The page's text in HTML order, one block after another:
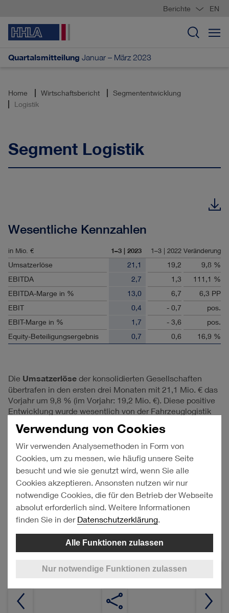
Berichte EN
Quartalsmitteilung Januar – März 2023
Home Wirtschaftsbericht
Segmententwicklung
Logistik
Segment Logistik
Wesentliche Kennzahlen
in Mio. € 1–3 | 2023 1–3 | 2022 Veränderung
Umsatzerlöse 21,1 19,2
9,8 %
EBITDA
2,7 1,3
111,1 %
EBITDA-Marge in %
13,0 6,7
6,3 PP
EBIT
0,4 - 0,7
pos.
EBIT-Marge in %
1,7 - 3,6
pos.
Equity-Beteiligungsergebnis
0,7 0,6 16,9 %
Die Umsatzerlöse der konsolidierten Gesellschaften
übertrafen in den ersten drei Monaten mit 21,1 Mio. € das
Vorjahr um 9,8 % (im Vorjahr: 19,2 Mio. €). Diese positive
Entwicklung wurde wesentlich von der Fahrzeuglogistik
Betriebsergebnis (EBIT)
Mitteilungszeitraum0,4 Mio. €(im Vorjahr:- 0,7 Mio. €
Die Ergebnisverbesserung resultierte insbesondere aus
der Fahrzeuglogistik sowie den Beratungsaktivitäten.
DasEquity-Beteiligungsergebnis des Segments Logistik
belief sich im Mitteilungszeitraum auf 0,7 Mio. €
Verwendung von Cookies
Wir verwenden Analysemethoden in Form von
Cookies, um zu messen, wie häufig unsere Seite
besucht und wie sie genutzt wird, wenn Sie alle
Cookies akzeptieren. Ansonsten nutzen wir nur
notwendige Cookies, die für den Betrieb der Webseite
absolut erforderlich sind. Weitere Informationen
finden Sie in der Datenschutzerklärung.
Nur notwendige Funktionen zulassen
Alle Funktionen zulassen